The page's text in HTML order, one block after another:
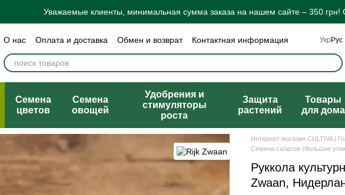
Уважаемые клиенты, минимальная сумма заказа на нашем сайте – 350 грн!
О нас Оплата и доставка Обмен и возврат
Контактная информация
Бренды
Блог Политика конфиденциальности
Отзывы о магазине
Договор публичной оферты
Укр Рус
Семена
цветов
Семена
овощей
Удобрения и
стимуляторы
роста
Защита
растений
Товары
для дома
Интернет-магазин CULTIVA |
Семена салатов (большие
Руккола
Zwaan,